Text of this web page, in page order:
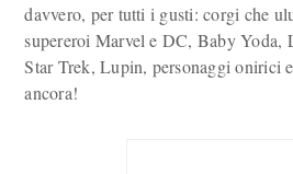
davvero, per tutti i gusti: corgi che
supereroi Marvel e DC, Baby Yoda,
Star Trek, Lupin, personaggi onirici
ancora!